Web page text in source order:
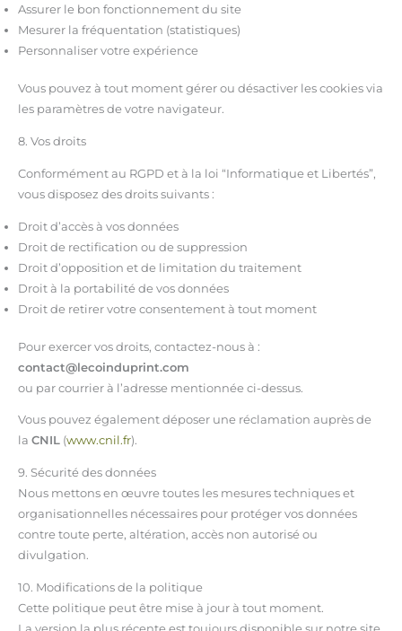
Assurer le bon fonctionnement du site
Mesurer la fréquentation (statistiques)
Personnaliser votre expérience
Vous pouvez à tout moment gérer ou désactiver les cookies via
les paramètres de votre navigateur.
8. Vos droits
Conformément au RGPD et à la loi “Informatique et Libertés”,
vous disposez des droits suivants :
Droit d’accès à vos données
Droit de rectification ou de suppression
Droit d’opposition et de limitation du traitement
Droit à la portabilité de vos données
Droit de retirer votre consentement à tout moment
Pour exercer vos droits, contactez-nous à :
contact@lecoinduprint.com
ou par courrier à l’adresse mentionnée ci-dessus.
Vous pouvez également déposer une réclamation auprès de
la CNIL(www.cnil.fr).
9. Sécurité des données
Nous mettons en œuvre toutes les mesures techniques et
organisationnelles nécessaires pour protéger vos données
contre toute perte, altération, accès non autorisé ou
divulgation.
10. Modifications de la politique
Cette politique peut être mise à jour à tout moment.